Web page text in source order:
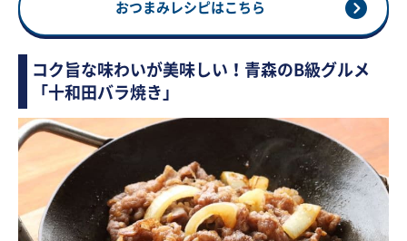
おつまみレシピはこちら
コク旨な味わいが美味しい！青森のB級グルメ
「十和田バラ焼き」